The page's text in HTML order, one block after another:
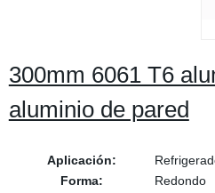
300mm 6061 T6
aluminio de pared
Aplicación:
Forma:
Redondo